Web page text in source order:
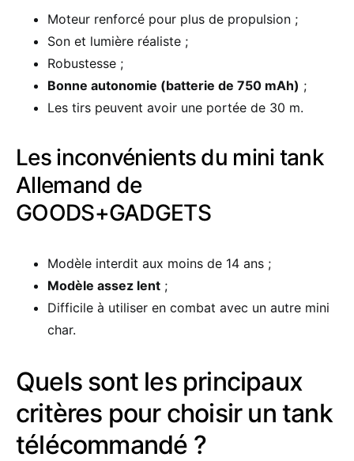
Moteur renforcé pour plus de propulsion ;
Son et lumière réaliste ;
Robustesse ;
Bonne autonomie (batterie de 750 mAh) ;
Les tirs peuvent avoir une portée de 30 m.
Les inconvénients du mini tank
Allemand de
GOODS+GADGETS
Modèle interdit aux moins de 14 ans ;
Modèle assez lent ;
Difficile à utiliser en combat avec un autre mini
char.
Quels sont les principaux
critères pour choisir un tank
télécommandé ?